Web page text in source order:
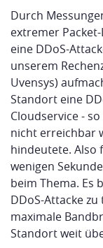
Durch
extremer
eine DDoS-
unserem
Uvensys)
Standort eine
Cloudservice -
nicht erreichbar
hindeutete. Also
wenigen
beim Thema. Es
DDoS-Attacke
maximale
Standort weit